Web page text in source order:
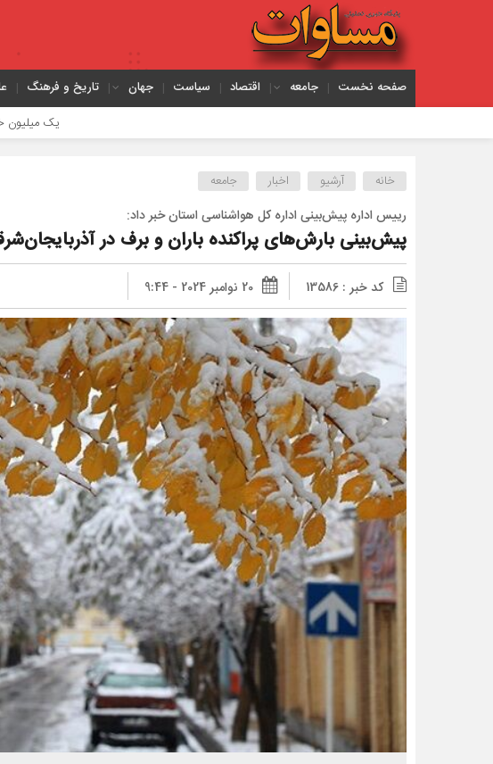
صفحه نخست جامعه اقتصاد سیاست جهان تاریخ و فرهنگ
یک میلیون خودرو در تبریز؛ ظرفیت
خانه آرشیو اخبار جامعه
رییس اداره پیش‌بینی اداره کل هواشناسی استان خبر داد:
پیش‌بینی بارش‌های پراکنده باران و برف در
کد خبر : 13586 20 نوامبر 2024 - 9:44